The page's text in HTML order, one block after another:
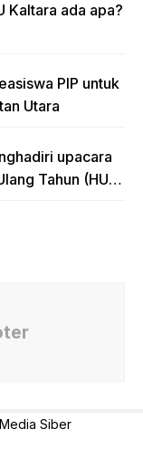
Kaltara ada apa?
PIP untuk
Utara
upacara
Tahun (HUT)
Siber